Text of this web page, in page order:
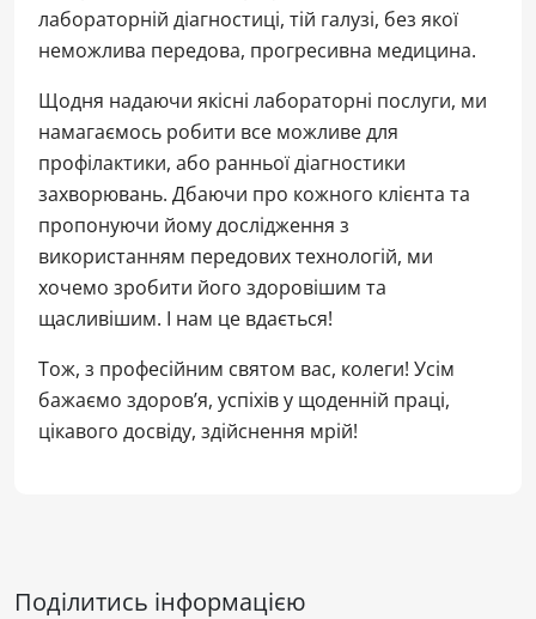
лабораторній діагностиці, тій галузі, без якої
неможлива передова, прогресивна медицина.
Щодня надаючи якісні лабораторні послуги, ми
намагаємось робити все можливе для
профілактики, або ранньої діагностики
захворювань. Дбаючи про кожного клієнта та
пропонуючи йому дослідження з
використанням передових технологій, ми
хочемо зробити його здоровішим та
щасливішим. І нам це вдається!
Тож, з професійним святом вас, колеги! Усім
бажаємо здоров’я, успіхів у щоденній праці,
цікавого досвіду, здійснення мрій!
Поділитись інформацією